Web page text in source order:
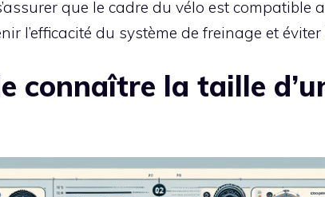
que le cadre du vélo est compatible
l’efficacité du système de freinage et
connaître la taille